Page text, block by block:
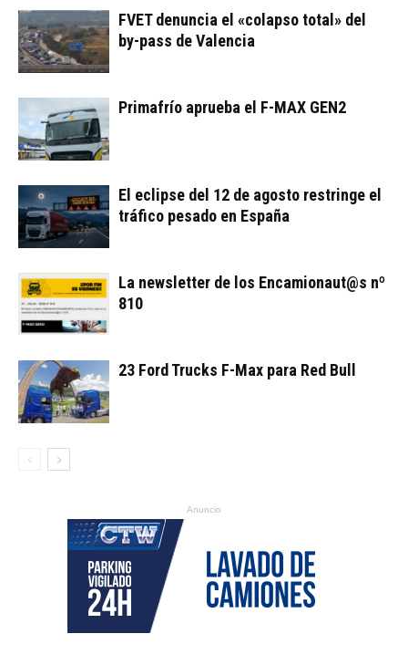
FVET denuncia el «colapso total» del
by-pass de Valencia
Primafrío aprueba el F-MAX GEN2
El eclipse del 12 de agosto restringe el
tráfico pesado en España
La newsletter de los Encamionaut@s nº
810
23 Ford Trucks F-Max para Red Bull
Anuncio